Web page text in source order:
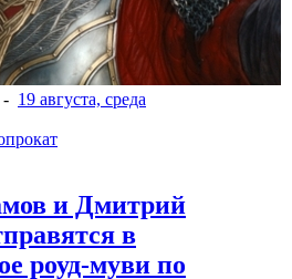
- 19 августа, среда
и Дмитрий
в
роуд-муви по